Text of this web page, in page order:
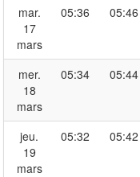
mar.
17
mars
05:36 05:46
mer.
18
mars
05:34 05:44
jeu.
19
mars
05:32 05:42